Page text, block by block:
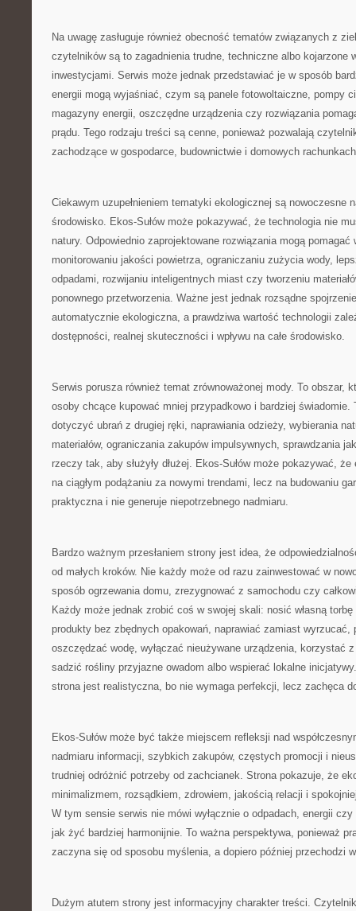
Na uwagę zasługuje również obecność tematów związanych z
czytelników są to zagadnienia trudne, techniczne albo kojarzone
inwestycjami. Serwis może jednak przedstawiać je w sposób
energii mogą wyjaśniać, czym są panele fotowoltaiczne, pompy
magazyny energii, oszczędne urządzenia czy rozwiązania
prądu. Tego rodzaju treści są cenne, ponieważ pozwalają
zachodzące w gospodarce, budownictwie i domowych
Ciekawym uzupełnieniem tematyki ekologicznej są nowoczesne
środowisko. Ekos-Sułów może pokazywać, że technologia nie
natury. Odpowiednio zaprojektowane rozwiązania mogą
monitorowaniu jakości powietrza, ograniczaniu zużycia wody,
odpadami, rozwijaniu inteligentnych miast czy tworzeniu
ponownego przetworzenia. Ważne jest jednak rozsądne
automatycznie ekologiczna, a prawdziwa wartość technologii
dostępności, realnej skuteczności i wpływu na całe środowisko.
Serwis porusza również temat zrównoważonej mody. To obszar,
osoby chcące kupować mniej przypadkowo i bardziej świadomie.
dotyczyć ubrań z drugiej ręki, naprawiania odzieży, wybierania
materiałów, ograniczania zakupów impulsywnych, sprawdzania
rzeczy tak, aby służyły dłużej. Ekos-Sułów może pokazywać,
na ciągłym podążaniu za nowymi trendami, lecz na budowaniu
praktyczna i nie generuje niepotrzebnego nadmiaru.
Bardzo ważnym przesłaniem strony jest idea, że
od małych kroków. Nie każdy może od razu zainwestować w
sposób ogrzewania domu, zrezygnować z samochodu czy
Każdy może jednak zrobić coś w swojej skali: nosić własną
produkty bez zbędnych opakowań, naprawiać zamiast wyrzucać,
oszczędzać wodę, wyłączać nieużywane urządzenia, korzystać
sadzić rośliny przyjazne owadom albo wspierać lokalne
strona jest realistyczna, bo nie wymaga perfekcji, lecz zachęca
Ekos-Sułów może być także miejscem refleksji nad
nadmiaru informacji, szybkich zakupów, częstych promocji i
trudniej odróżnić potrzeby od zachcianek. Strona pokazuje, że
minimalizmem, rozsądkiem, zdrowiem, jakością relacji i
W tym sensie serwis nie mówi wyłącznie o odpadach, energii
jak żyć bardziej harmonijnie. To ważna perspektywa, ponieważ
zaczyna się od sposobu myślenia, a dopiero później przechodzi
Dużym atutem strony jest informacyjny charakter treści.